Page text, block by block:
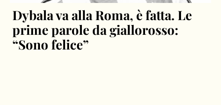
Dybala va alla Roma, è fatta. Le
prime parole da giallorosso:
“Sono felice”